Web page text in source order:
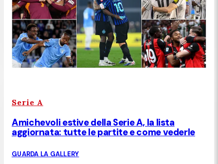
Serie A
Amichevoli estive della Serie A, la lista
aggiornata: tutte le partite e come vederle
GUARDA LA GALLERY